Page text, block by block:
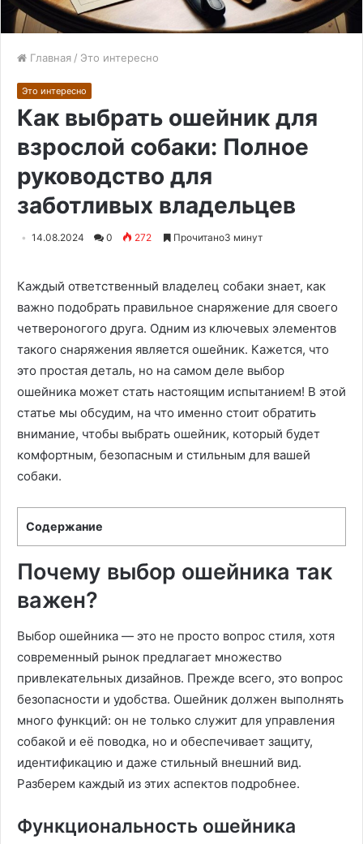
Главная / Это интересно
Это интересно
Как выбрать ошейник для
взрослой собаки: Полное
руководство для
заботливых владельцев
14.08.2024 0 272 Прочитано3 минут
Каждый ответственный владелец собаки знает, как
важно подобрать правильное снаряжение для своего
четвероногого друга. Одним из ключевых элементов
такого снаряжения является ошейник. Кажется, что
это простая деталь, но на самом деле выбор
ошейника может стать настоящим испытанием! В этой
статье мы обсудим, на что именно стоит обратить
внимание, чтобы выбрать ошейник, который будет
комфортным, безопасным и стильным для вашей
собаки.
Содержание
Почему выбор ошейника так
важен?
Выбор ошейника — это не просто вопрос стиля, хотя
современный рынок предлагает множество
привлекательных дизайнов. Прежде всего, это вопрос
безопасности и удобства. Ошейник должен выполнять
много функций: он не только служит для управления
собакой и её поводка, но и обеспечивает защиту,
идентификацию и даже стильный внешний вид.
Разберем каждый из этих аспектов подробнее.
Функциональность ошейника